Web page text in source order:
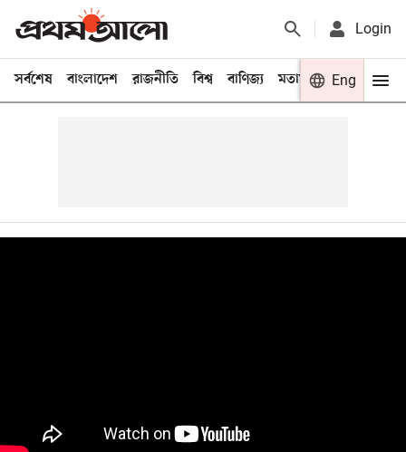
Login
সর্বশেষ বাংলাদেশ রাজনীতি বিশ্ব বাণিজ্য মতামত খেলা
Eng